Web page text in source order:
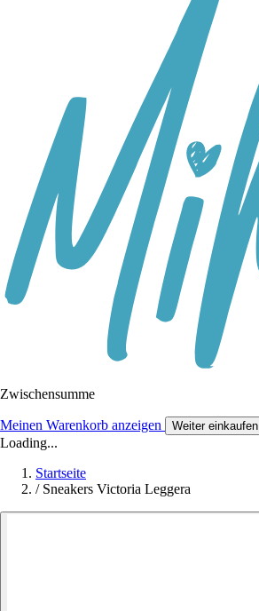
Zwischensumme
Meinen Warenkorb anzeigen Weiter einkaufen
Loading...
Startseite
/ Sneakers Victoria Leggera